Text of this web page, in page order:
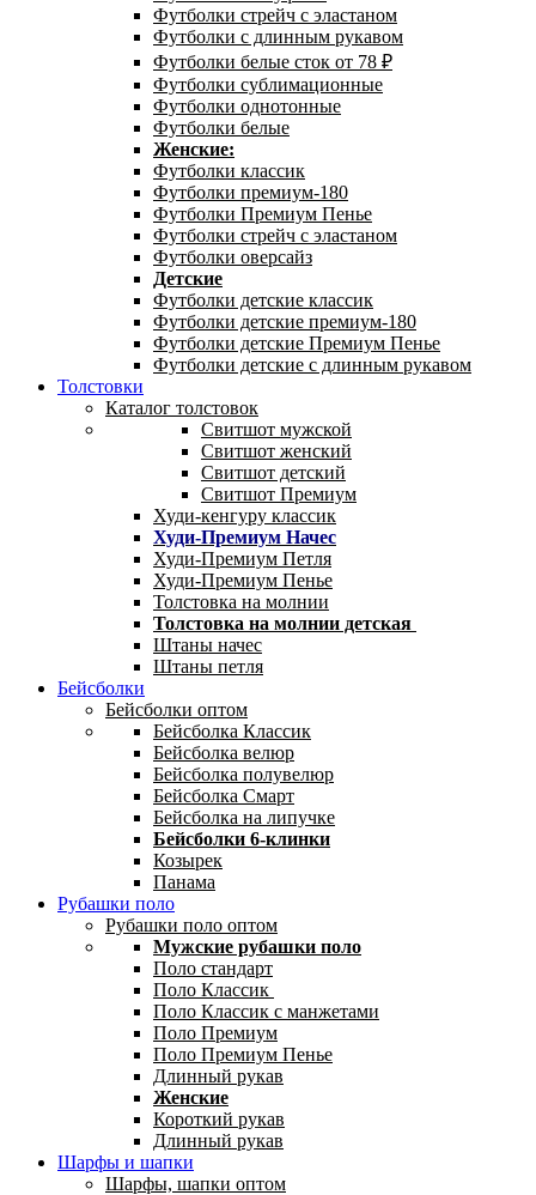
Футболки стрейч с эластаном
Футболки с длинным рукавом
Футболки белые сток от 78 ₽
Футболки сублимационные
Футболки однотонные
Футболки белые
Женские:
Футболки классик
Футболки премиум-180
Футболки Премиум Пенье
Футболки стрейч с эластаном
Футболки оверсайз
Детские
Футболки детские классик
Футболки детские премиум-180
Футболки детские Премиум Пенье
Футболки детские с длинным рукавом
Толстовки
Каталог толстовок
Свитшот мужской
Свитшот женский
Свитшот детский
Свитшот Премиум
Худи-кенгуру классик
Худи-Премиум Начес
Худи-Премиум Петля
Худи-Премиум Пенье
Толстовка на молнии
Толстовка на молнии детская
Штаны начес
Штаны петля
Бейсболки
Бейсболки оптом
Бейсболка Классик
Бейсболка велюр
Бейсболка полувелюр
Бейсболка Смарт
Бейсболка на липучке
Бейсболки 6-клинки
Козырек
Панама
Рубашки поло
Рубашки поло оптом
Мужские рубашки поло
Поло стандарт
Поло Классик
Поло Классик с манжетами
Поло Премиум
Поло Премиум Пенье
Длинный рукав
Женские
Короткий рукав
Длинный рукав
Шарфы и шапки
Шарфы, шапки оптом